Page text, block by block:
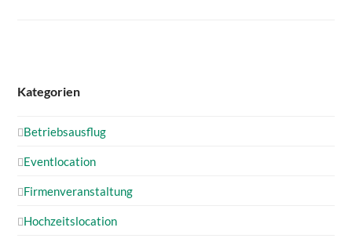
Kategorien
Betriebsausflug
Eventlocation
Firmenveranstaltung
Hochzeitslocation